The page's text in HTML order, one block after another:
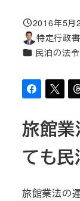
投稿日
2016年5月
著
者
特定行政
カテゴリー
民泊の法令
旅館
ても
旅館業法の